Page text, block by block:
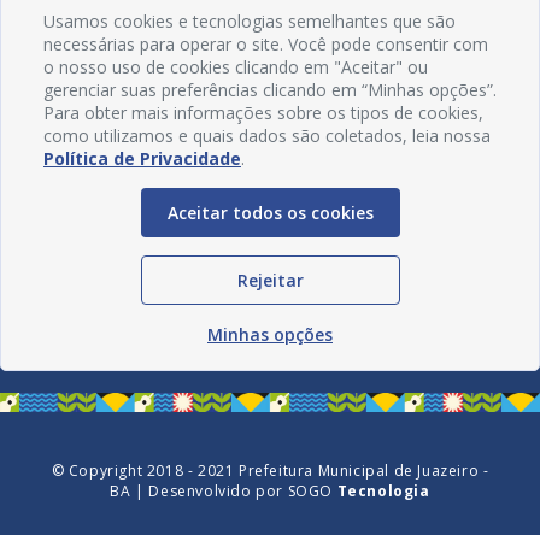
Redes Sociais
© Copyright 2018 - 2021 Prefeitura Municipal de Juazeiro -
BA | Desenvolvido por SOGO Tecnologia
Usamos cookies e tecnologias semelhantes que são
necessárias para operar o site. Você pode consentir com
o nosso uso de cookies clicando em "Aceitar" ou
gerenciar suas preferências clicando em “Minhas opções”.
Para obter mais informações sobre os tipos de cookies,
como utilizamos e quais dados são coletados, leia nossa
Política de Privacidade.
Aceitar todos os cookies
Rejeitar
Minhas opções